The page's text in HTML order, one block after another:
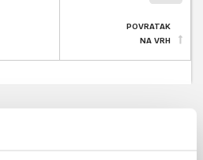
POVRATAK
NA VRH